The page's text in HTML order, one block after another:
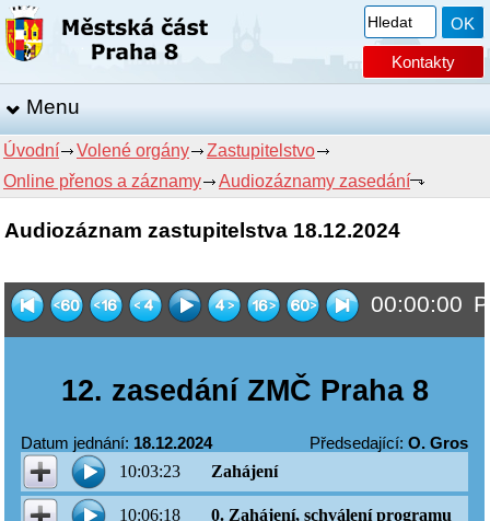
Kontakty
Menu
Úvodní Volené orgány
Zastupitelstvo
Online přenos a záznamy
Audiozáznamy zasedání
Audiozáznam zastupitelstva 18.12.2024